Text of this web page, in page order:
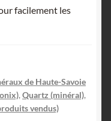
facilement les
de Haute-Savoie
, Quartz (minéral),
vendus)